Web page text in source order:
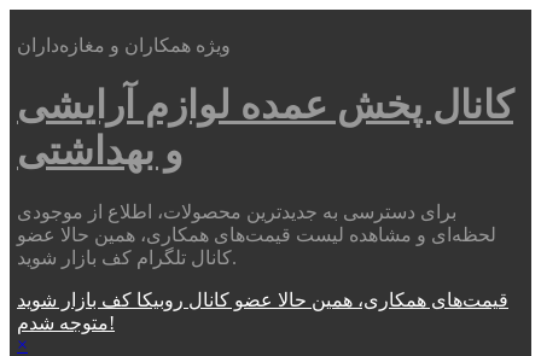
ویژه همکاران و مغازه‌داران
کانال پخش عمده لوازم آرایشی
و بهداشتی
برای دسترسی به جدیدترین محصولات، اطلاع از موجودی
لحظه‌ای و مشاهده لیست قیمت‌های همکاری، همین حالا عضو
کانال تلگرام کف بازار شوید.
قیمت‌های همکاری، همین حالا عضو کانال روبیکا کف بازار شوید
متوجه شدم!
×